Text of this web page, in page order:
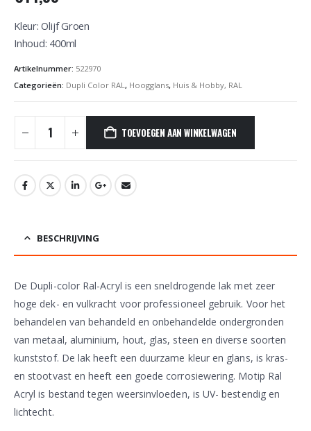
Kleur: Olijf Groen
Inhoud: 400ml
Artikelnummer: 522970
Categorieën: Dupli Color RAL , Hoogglans, Huis & Hobby, RAL
TOEVOEGEN AAN WINKELWAGEN
BESCHRIJVING
De Dupli-color Ral-Acryl is een sneldrogende lak met zeer
hoge dek- en vulkracht voor professioneel gebruik. Voor het
behandelen van behandeld en onbehandelde ondergronden
van metaal, aluminium, hout, glas, steen en diverse soorten
kunststof. De lak heeft een duurzame kleur en glans, is kras-
en stootvast en heeft een goede corrosiewering. Motip Ral
Acryl is bestand tegen weersinvloeden, is UV- bestendig en
lichtecht.